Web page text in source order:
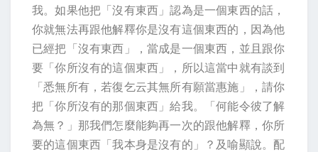
我。如果他把「沒有東西」認為是一個東西的話，
你就無法再跟他解釋你是沒有這個東西的，因為他
已經把「沒有東西」，當成是一個東西，並且跟你
要「你所沒有的這個東西」，所以這當中就有談到
「悉無所有，若復乞云其無所有願當惠施」，請你
把「你所沒有的那個東西」給我。「何能令彼了解
為無？」那我們怎麼能夠再一次的跟他解釋，你所
要的這個東西「我本身是沒有的」？及喻顯說。配